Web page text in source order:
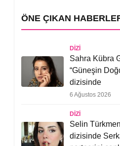
ÖNE ÇIKAN
DIZI
Sahra Kübra
“Güneşin
dizisinde
6 Ağustos 2026
DIZI
Selin
dizisinde